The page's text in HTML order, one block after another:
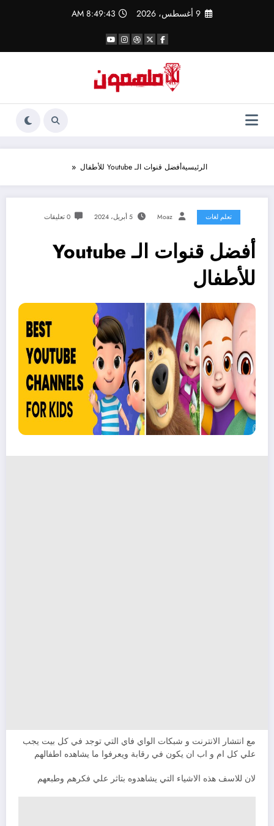
9 أغسطس، 2026 8:49:43 AM
الرئيسيةأفضل قنوات الـ Youtube للأطفال
تعلم لغات Moaz 5 أبريل، 2024 0 تعليقات
أفضل قنوات الـ Youtube
للأطفال
مع انتشار الانترنت و شبكات الواي فاي التي توجد في كل بيت يجب
علي كل ام و اب ان يكون في رقابة ويعرفوا ما يشاهده اطفالهم
لان للاسف هذه الاشياء التي يشاهدوه بتاثر علي فكرهم وطبعهم